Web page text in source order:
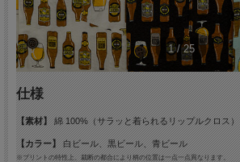
1/25
仕様
【素材】綿 100%（サラッと着られるリップルクロス）
【カラー】白ビール、黒ビール、青ビール
※プリントの特性上、裁断の都合により柄の位置は一点一点異なります。